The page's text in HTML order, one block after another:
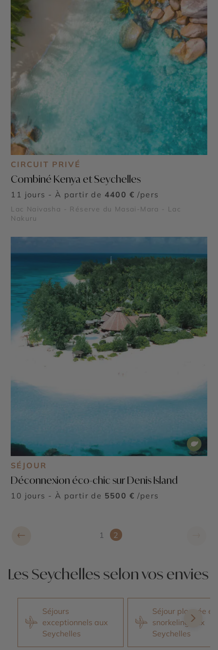
CIRCUIT PRIVÉ
Combiné Kenya et Seychelles
11 jours - À partir de 4400 € /pers
Lac Naivasha - Réserve du Masai-Mara - Lac
Nakuru
SÉJOUR
Déconnexion éco-chic sur Denis Island
10 jours - À partir de 5500 € /pers
← 1 2
Les Seychelles selon vos envies
Séjours
exceptionnels aux
Seychelles
Séjour plongée et
snorkeling aux
Seychelles